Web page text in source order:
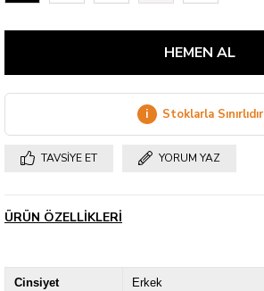
i Stoklarla Sınırlıdır
TAVSIYE ET YORUM YAZ
ÜRÜN ÖZELLIKLERI
Cinsiyet Erkek